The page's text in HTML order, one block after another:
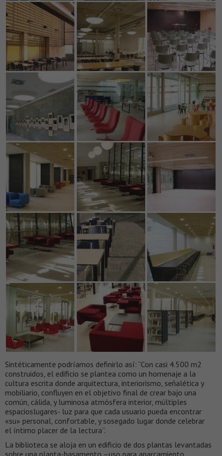
Sintéticamente podríamos definirlo así: “Con casi 4.500 m2
construidos, el edificio se plantea como un homenaje a la
cultura escrita donde arquitectura, interiorismo, señalética y
mobiliario, confluyen en el objetivo final de crear bajo una
común, cálida, y luminosa atmósfera interior, múltiples
espacioslugares- luz para que cada usuario pueda encontrar
«su» personal, confortable, y sosegado lugar donde celebrar
el íntimo placer de la lectura”.
La biblioteca se aloja en un edificio de dos plantas levantadas
sobre una planta-basamento –uso para aparcamiento